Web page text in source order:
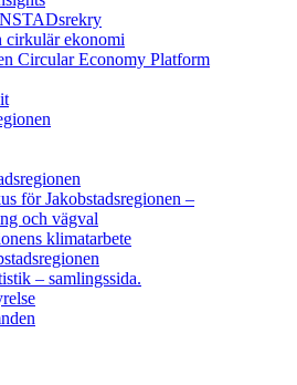
cirkulär ekonomi
Circular Economy Platform
för Jakobstadsregionen –
och vägval
klimatarbete
– samlingssida.